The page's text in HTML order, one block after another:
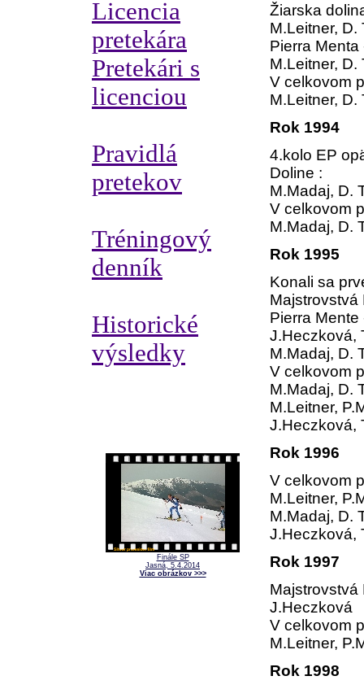
Licencia
pretekára
Pretekári s
licenciou
Pravidlá
pretekov
Tréningový
denník
Historické
výsledky
Finále SP
Jasná, 5.4.2014
Viac obrázkov >>>
Žiarska
M.Leitner, D.
Pierra Menta
M.Leitner, D.
V celkovom
M.Leitner, D.
Rok 1994
4.kolo EP
Doline :
M.Madaj, D.
V celkovom
M.Madaj, D.
Rok 1995
Konali sa
Majstrovstvá
Pierra Mente
J.Heczková,
M.Madaj, D.
V celkovom
M.Madaj, D.
M.Leitner,
J.Heczková,
Rok 1996
V celkovom
M.Leitner,
M.Madaj, D.
J.Heczková,
Rok 1997
Majstrovstvá
J.Heczková
V celkovom
M.Leitner,
Rok 1998